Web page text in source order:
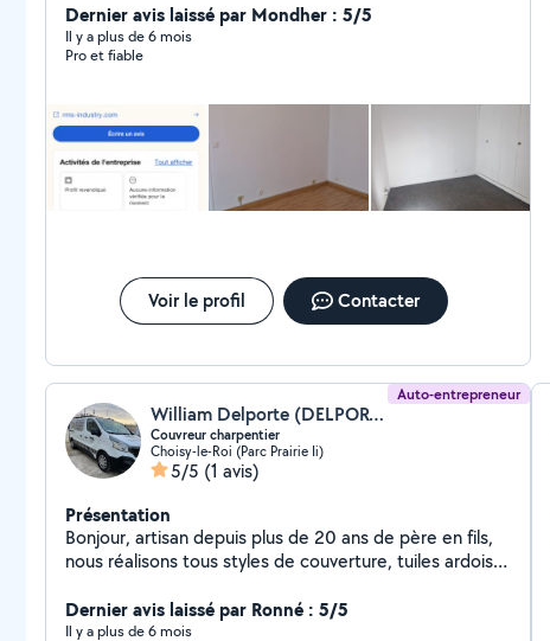
nombreuses maisons de la noyade et de nombreuses
serrures de la détresses ! Vous cherchez un prix
abordable ? Je suis votre solution ! Chez RMS Industry,
Dernier avis laissé par Mondher : 5/5
Il y a plus de 6 mois
Pro et fiable
Voir le profil Contacter
Auto-entrepreneur
William Delporte (DELPORTE)
Couvreur charpentier
Choisy-le-Roi (Parc Prairie Ii)
5/5 (1 avis)
Présentation
Bonjour, artisan depuis plus de 20 ans de père en fils,
nous réalisons tous styles de couverture, tuiles ardoise,
maçonnerie et tout travaux intérieur, plâtrerie, enduit,
peinture, isolation etc. tous nos travaux. garantie
Dernier avis laissé par Ronné : 5/5
Il y a plus de 6 mois